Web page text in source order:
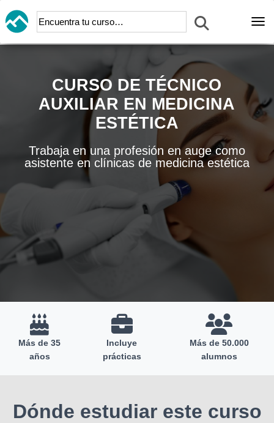
CURSO DE TÉCNICO
AUXILIAR EN MEDICINA
ESTÉTICA
Trabaja en una profesión en auge como
asistente en clínicas de medicina estética
Más de 35
años
Incluye
prácticas
Más de 50.000
alumnos
Dónde estudiar este curso